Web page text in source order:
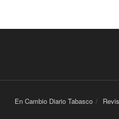
En Cambio Diario Tabasco